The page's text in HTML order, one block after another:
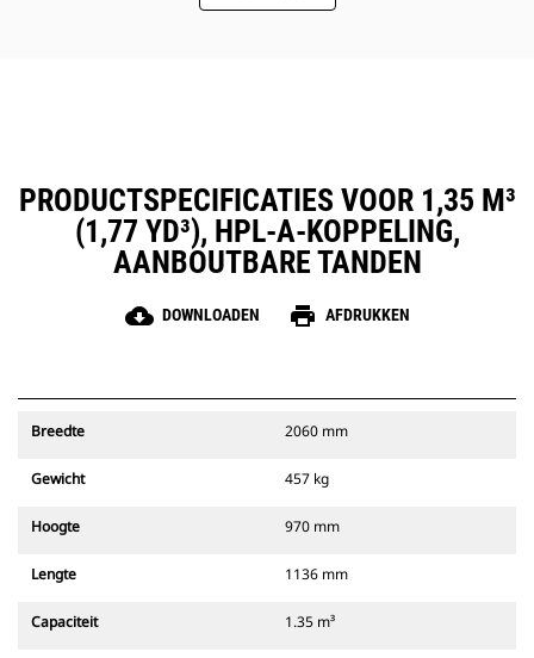
PRODUCTSPECIFICATIES VOOR 1,35 M³
(1,77 YD³), HPL-A-KOPPELING,
AANBOUTBARE TANDEN
cloud_download DOWNLOADEN print AFDRUKKEN
Breedte 2060 mm
Gewicht 457 kg
Hoogte 970 mm
Lengte 1136 mm
Capaciteit 1.35 m³